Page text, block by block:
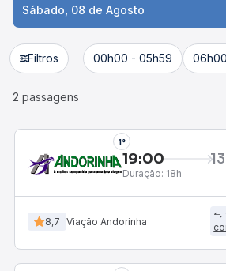
Sábado, 08 de Agosto
Filtros 00h00 - 05h59
2 passagens
1°
19:00
Duração: 18h
8,7 Viação Andorinha